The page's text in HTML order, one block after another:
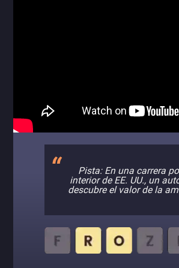
Pista: En una carrera
interior de EE. UU., un
descubre el valor de la